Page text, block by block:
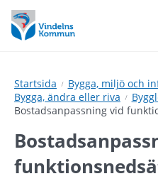
Hoppa
till
innehåll
Hoppa
till
undermeny
Startsida
Bygga, miljö och
Bygga, ändra eller riva
Bostadsanpassning vid